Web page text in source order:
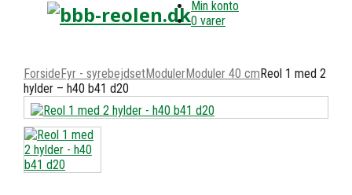
Min konto
0 varer
ForsideFyr - syrebejdsetModulerModuler 40 cmReol 1 med 2
hylder – h40 b41 d20